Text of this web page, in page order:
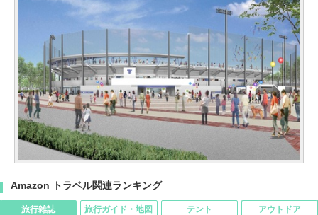
Amazon トラベル関連ランキング
旅行雑誌 旅行ガイド・地図 テント アウトドア